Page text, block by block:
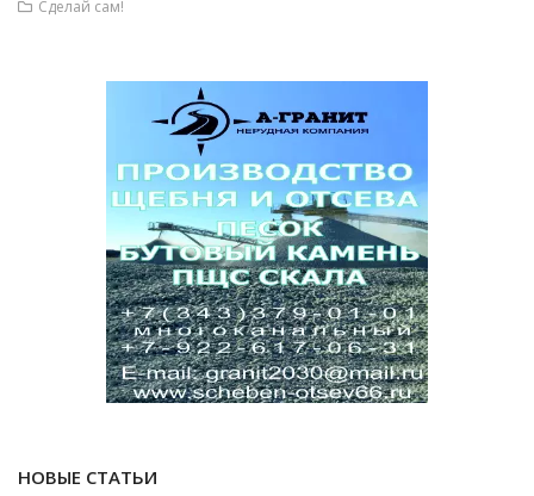
Сделай сам!
НОВЫЕ СТАТЬИ